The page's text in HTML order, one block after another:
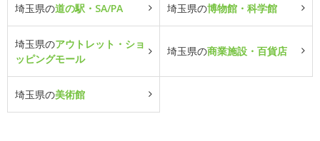
埼玉県の道の駅・SA/PA 埼玉県の博物館・科学館
埼玉県のアウトレット・ショ
ッピングモール
埼玉県の商業施設・百貨店
埼玉県の美術館